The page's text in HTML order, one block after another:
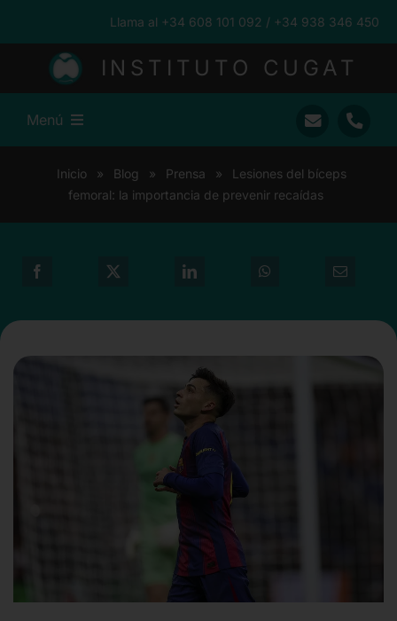
contenido
Llama al +34 608 101 092 / +34 938 346 450
INSTITUTO CUGAT
Menú
Ramón Cugat
Traumatología
Inicio » Blog » Prensa »
Lesiones del bíceps
femoral: la importancia de prevenir recaídas